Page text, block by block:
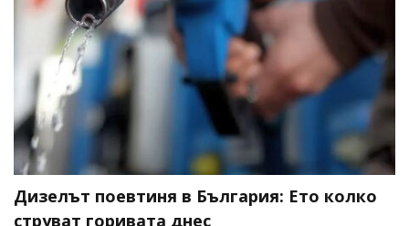
Дизелът поевтиня в България: Ето колко
струват горивата днес